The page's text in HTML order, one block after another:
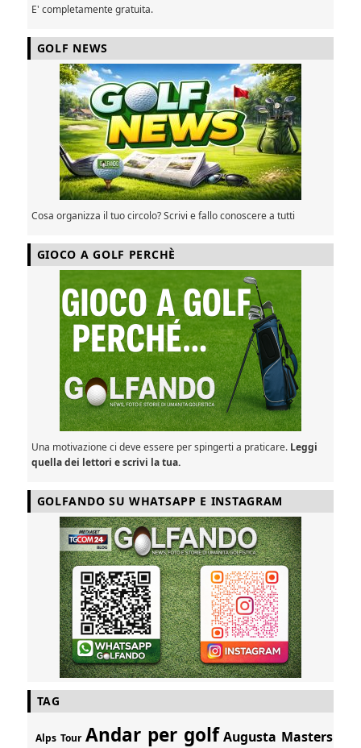
E' completamente gratuita.
GOLF NEWS
Cosa organizza il tuo circolo? Scrivi e fallo conoscere a tutti
GIOCO A GOLF PERCHÈ
Una motivazione ci deve essere per spingerti a praticare. Leggi
quella dei lettori e scrivi la tua.
GOLFANDO SU WHATSAPP E INSTAGRAM
TAG
Alps Tour Andar per golf Augusta Masters